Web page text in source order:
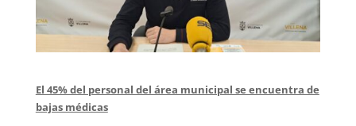
El 45% del personal del área municipal se encuentra de
bajas médicas